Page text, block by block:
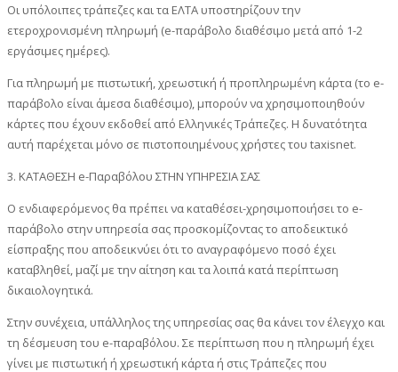
Οι υπόλοιπες τράπεζες και τα ΕΛΤΑ υποστηρίζουν την
ετεροχρονισμένη πληρωμή (e-παράβολο διαθέσιμο μετά από 1-2
εργάσιμες ημέρες).
Για πληρωμή με πιστωτική, χρεωστική ή προπληρωμένη κάρτα (το e-
παράβολο είναι άμεσα διαθέσιμο), μπορούν να χρησιμοποιηθούν
κάρτες που έχουν εκδοθεί από Ελληνικές Τράπεζες. Η δυνατότητα
αυτή παρέχεται μόνο σε πιστοποιημένους χρήστες του taxisnet.
3. ΚΑΤΑΘΕΣΗ e-Παραβόλου ΣΤΗΝ ΥΠΗΡΕΣΙΑ ΣΑΣ
Ο ενδιαφερόμενος θα πρέπει να καταθέσει-χρησιμοποιήσει το e-
παράβολο στην υπηρεσία σας προσκομίζοντας το αποδεικτικό
είσπραξης που αποδεικνύει ότι το αναγραφόμενο ποσό έχει
καταβληθεί, μαζί με την αίτηση και τα λοιπά κατά περίπτωση
δικαιολογητικά.
Στην συνέχεια, υπάλληλος της υπηρεσίας σας θα κάνει τον έλεγχο και
τη δέσμευση του e-παραβόλου. Σε περίπτωση που η πληρωμή έχει
γίνει με πιστωτική ή χρεωστική κάρτα ή στις Τράπεζες που